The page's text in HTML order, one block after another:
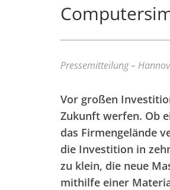
Pressemitteilung –
Vor großen
Zukunft werfen. Ob
das Firmengelände
die Investition in
zu klein, die neue
mithilfe einer